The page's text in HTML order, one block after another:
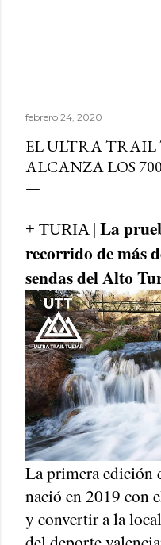
febrero 24, 2020
EL ULTRA TRAIL
ALCANZA LOS
+ TURIA | La
recorrido de más
sendas del Alto
La primera edición
nació en 2019 con
y convertir a la